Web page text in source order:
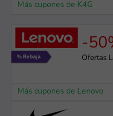
Más cupones de K4G
-
Ofertas
Más cupones de Lenovo